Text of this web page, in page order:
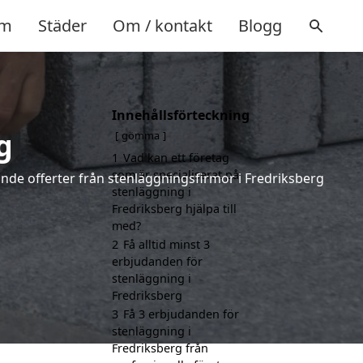
Städer Om / kontakt Blogg
offerter från stenläggningsfirmor i Fredriksberg
Innehållsförteckning
gömma
1 Vad kan ett företag
som är specialiserat på
stenläggning i
Fredriksberg hjälpa till
med?
2 Få alltid minst 3
erbjudanden för
stenläggning i
Fredriksberg
3 Få 3 erbjudanden för
stenläggning i
Fredriksberg från